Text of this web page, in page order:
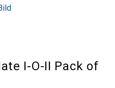
I-O-II Pack of